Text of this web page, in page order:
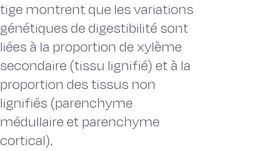
tige montrent que les variations
génétiques de digestibilité sont
liées à la proportion de xylème
secondaire (tissu lignifié) et à la
proportion des tissus non
lignifiés (parenchyme
médullaire et parenchyme
cortical).